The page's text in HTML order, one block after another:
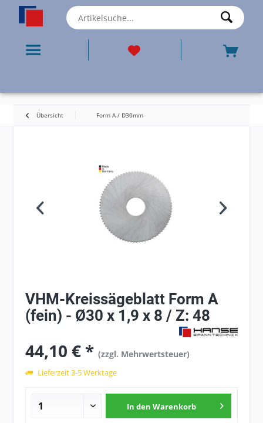
Übersicht Form A / D30mm
VHM-Kreissägeblatt Form A
(fein) - Ø30 x 1,9 x 8 / Z: 48
44,10 € *(zzgl. Mehrwertsteuer)
Lieferzeit 3-5 Werktage
In den Warenkorb